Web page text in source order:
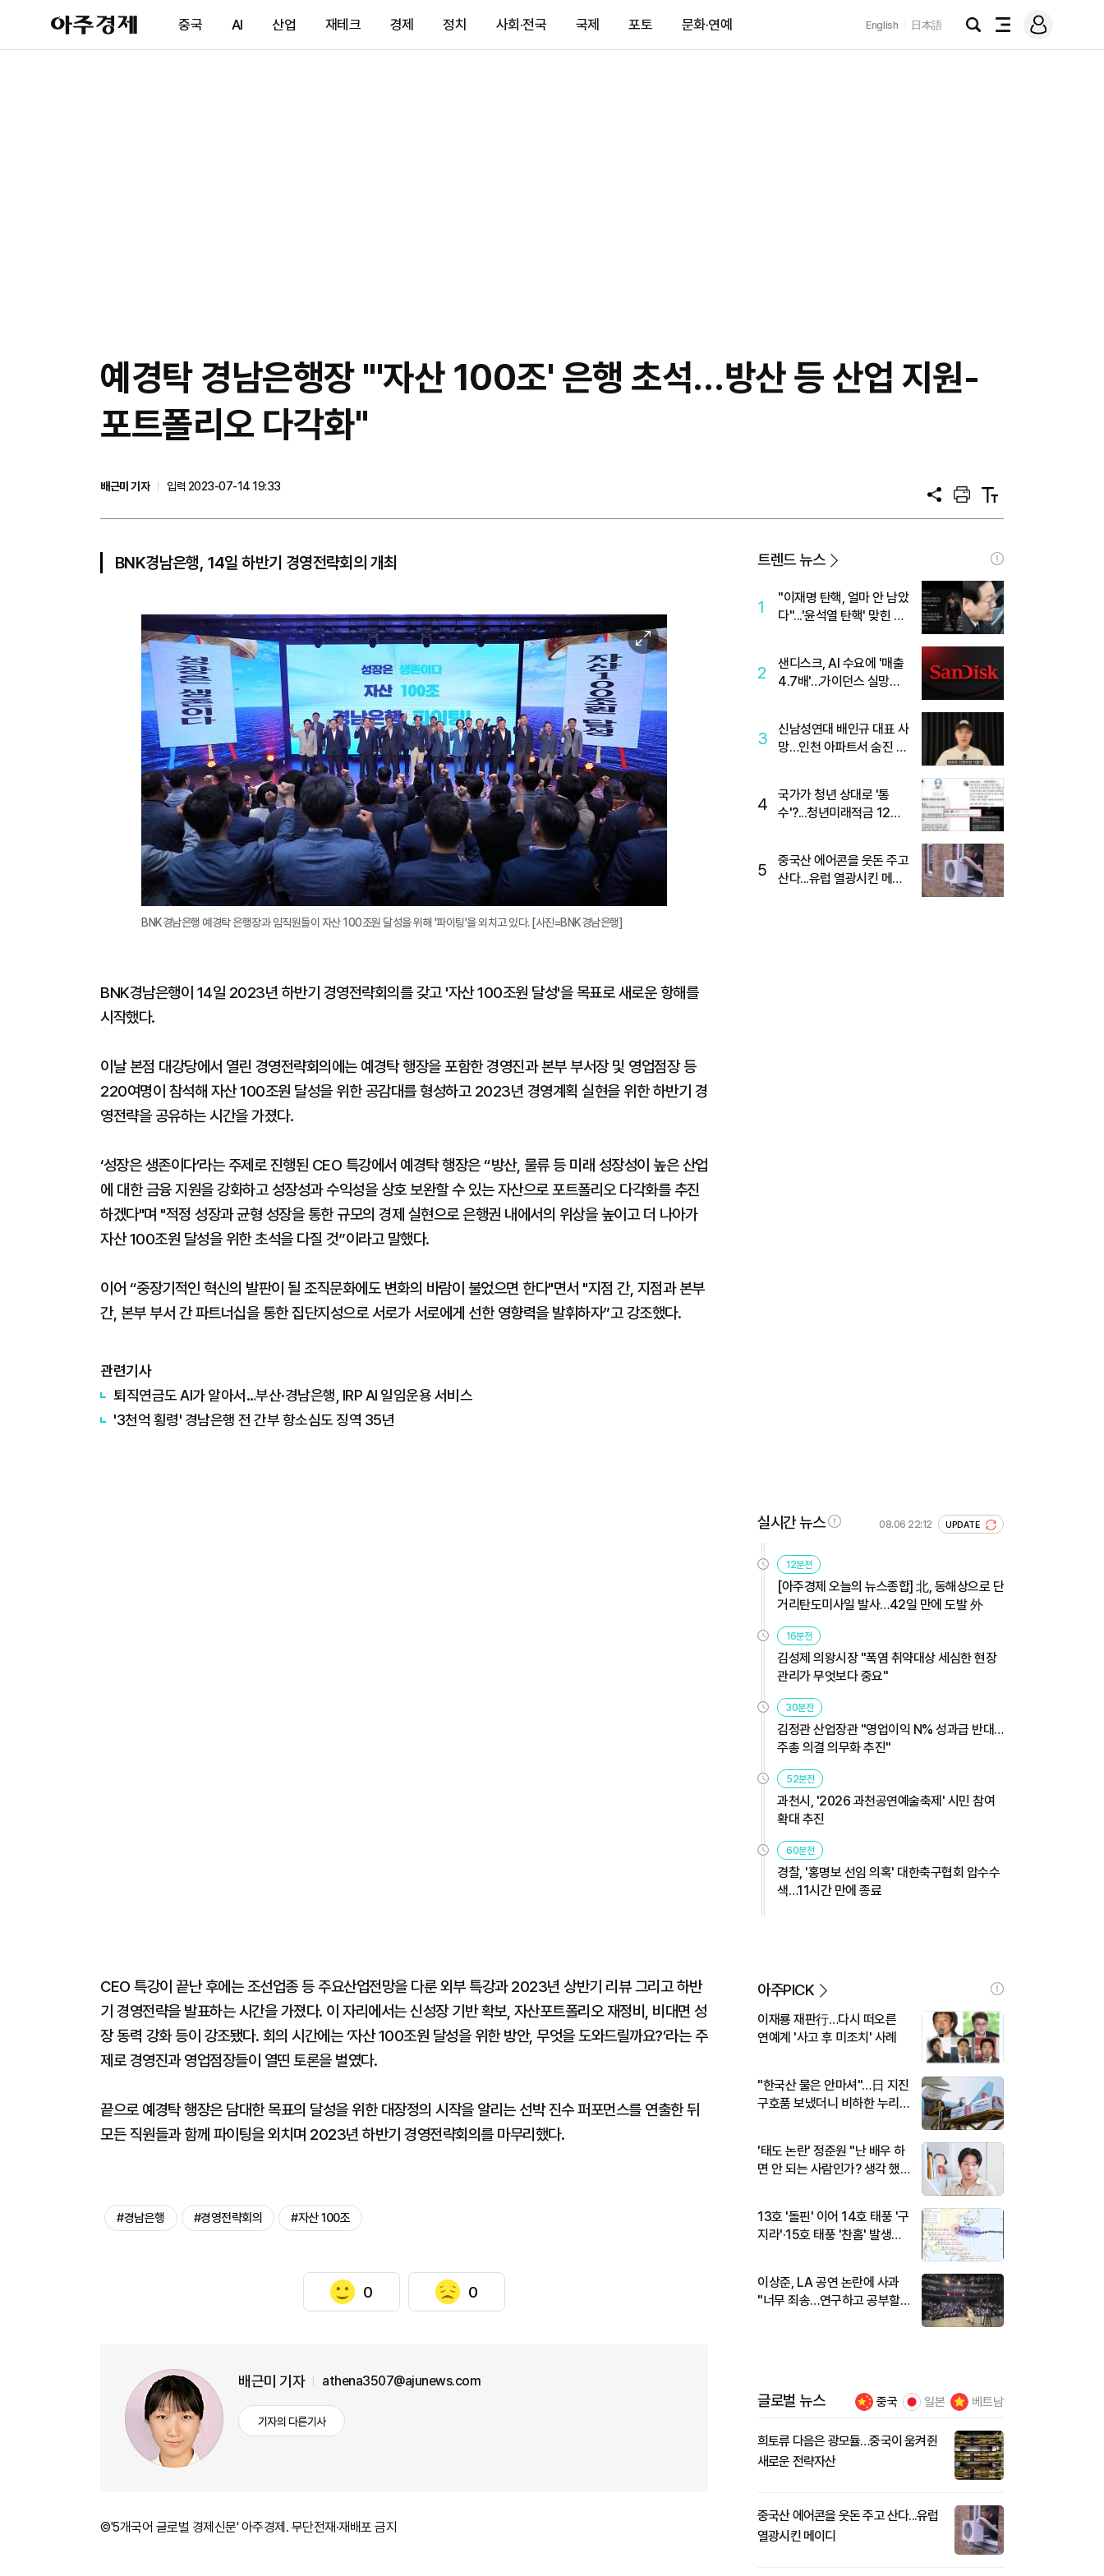
아
주
제
중국 AI 산업 재테크 경제 정치 사회·전국 국제 포토 문화·연예 English 日本語
검
전
메
그
예경탁 경남은행장 "'자산 100조' 은행 초석…방산 등 산업 지원-
포트폴리오 다각화"
배근미 기자
입력 2023-07-14 19:33
공
프
트
텍
트
BNK경남은행, 14일 하반기 경영전략회의 개최
이
미
대
BNK경남은행 예경탁 은행장과 임직원들이 자산 100조원 달성을 위해 '파이팅'을 외치고 있다. [사진=BNK경남은행]
BNK경남은행이 14일 2023년 하반기 경영전략회의를 갖고 '자산 100조원 달성'을 목표로 새로운 항해를
시작했다.
이날 본점 대강당에서 열린 경영전략회의에는 예경탁 행장을 포함한 경영진과 본부 부서장 및 영업점장 등
220여명이 참석해 자산 100조원 달성을 위한 공감대를 형성하고 2023년 경영계획 실현을 위한 하반기 경
영전략을 공유하는 시간을 가졌다.
‘성장은 생존이다’라는 주제로 진행된 CEO 특강에서 예경탁 행장은 “방산, 물류 등 미래 성장성이 높은 산업
에 대한 금융 지원을 강화하고 성장성과 수익성을 상호 보완할 수 있는 자산으로 포트폴리오 다각화를 추진
하겠다"며 "적정 성장과 균형 성장을 통한 규모의 경제 실현으로 은행권 내에서의 위상을 높이고 더 나아가
자산 100조원 달성을 위한 초석을 다질 것”이라고 말했다.
이어 “중장기적인 혁신의 발판이 될 조직문화에도 변화의 바람이 불었으면 한다"면서 "지점 간, 지점과 본부
간, 본부 부서 간 파트너십을 통한 집단지성으로 서로가 서로에게 선한 영향력을 발휘하자”고 강조했다.
관련기사
퇴직연금도 AI가 알아서…부산·경남은행, IRP AI 일임운용 서비스
'3천억 횡령' 경남은행 전 간부 항소심도 징역 35년
CEO 특강이 끝난 후에는 조선업종 등 주요산업전망을 다룬 외부 특강과 2023년 상반기 리뷰 그리고 하반
기 경영전략을 발표하는 시간을 가졌다. 이 자리에서는 신성장 기반 확보, 자산포트폴리오 재정비, 비대면 성
장 동력 강화 등이 강조됐다. 회의 시간에는 ‘자산 100조원 달성을 위한 방안, 무엇을 도와드릴까요?’라는 주
제로 경영진과 영업점장들이 열띤 토론을 벌였다.
끝으로 예경탁 행장은 담대한 목표의 달성을 위한 대장정의 시작을 알리는 선박 진수 퍼포먼스를 연출한 뒤
모든 직원들과 함께 파이팅을 외치며 2023년 하반기 경영전략회의를 마무리했다.
#경남은행 #경영전략회의 #자산 100조
0 0
배근미 기자 athena3507@ajunews.com
기자의 다른기사
©'5개국어 글로벌 경제신문' 아주경제. 무단전재·재배포 금지
트렌드 뉴스
1
"이재명 탄핵, 얼마 안 남았
다"...'윤석열 탄핵' 맞힌 무
2
샌디스크, AI 수요에 '매출
4.7배'…가이던스 실망에
3
신남성연대 배인규 대표 사
망…인천 아파트서 숨진 채
4
국가가 청년 상대로 '통
수'?...청년미래적금 12%
5
중국산 에어콘을 웃돈 주고
산다...유럽 열광시킨 메이
실시간 뉴스 08.06 22:12 UPDATE
12분전
[아주경제 오늘의 뉴스종합] 北, 동해상으로 단
거리탄도미사일 발사…42일 만에 도발 外
16분전
김성제 의왕시장 "폭염 취약대상 세심한 현장
관리가 무엇보다 중요"
30분전
김정관 산업장관 "영업이익 N% 성과급 반대…
주총 의결 의무화 추진"
52분전
과천시, '2026 과천공연예술축제' 시민 참여
확대 추진
60분전
경찰, '홍명보 선임 의혹' 대한축구협회 압수수
색…11시간 만에 종료
아주PICK
이재룡 재판行…다시 떠오른
연예계 '사고 후 미조치' 사례
"한국산 물은 안마셔"…日 지진
구호품 보냈더니 비하한 누리
'태도 논란' 정준원 "난 배우 하
면 안 되는 사람인가? 생각 했
13호 '돌핀' 이어 14호 태풍 '구
지라'·15호 태풍 '찬홈' 발생…
이상준, LA 공연 논란에 사과
"너무 죄송…연구하고 공부할
글로벌 뉴스 중국 일본 베트남
희토류 다음은 광모듈…중국이 움켜쥔
새로운 전략자산
중국산 에어콘을 웃돈 주고 산다...유럽
열광시킨 메이디